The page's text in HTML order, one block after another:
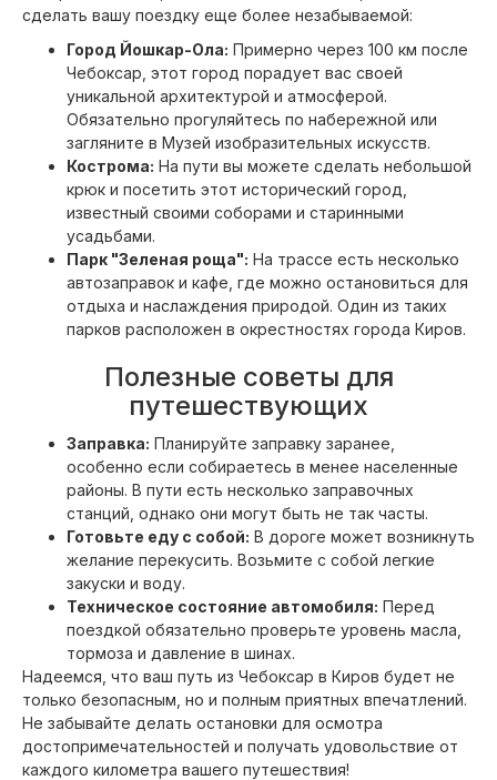
сделать вашу поездку еще более незабываемой:
Город Йошкар-Ола: Примерно через 100 км после
Чебоксар, этот город порадует вас своей
уникальной архитектурой и атмосферой.
Обязательно прогуляйтесь по набережной или
загляните в Музей изобразительных искусств.
Кострома: На пути вы можете сделать небольшой
крюк и посетить этот исторический город,
известный своими соборами и старинными
усадьбами.
Парк "Зеленая роща": На трассе есть несколько
автозаправок и кафе, где можно остановиться для
отдыха и наслаждения природой. Один из таких
парков расположен в окрестностях города Киров.
Полезные советы для
путешествующих
Заправка: Планируйте заправку заранее,
особенно если собираетесь в менее населенные
районы. В пути есть несколько заправочных
станций, однако они могут быть не так часты.
Готовьте еду с собой: В дороге может возникнуть
желание перекусить. Возьмите с собой легкие
закуски и воду.
Техническое состояние автомобиля: Перед
поездкой обязательно проверьте уровень масла,
тормоза и давление в шинах.
Надеемся, что ваш путь из Чебоксар в Киров будет не
только безопасным, но и полным приятных впечатлений.
Не забывайте делать остановки для осмотра
достопримечательностей и получать удовольствие от
каждого километра вашего путешествия!